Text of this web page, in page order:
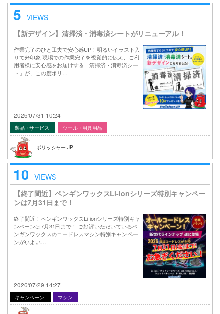
5 VIEWS
【新デザイン】清掃済・消毒済シートがリニューアル！
作業完了のひと工夫で安心感UP！明るいイラスト入
りで好印象 現場での作業完了を視覚的に伝え、ご利
用者様に安心感をお届けする「清掃済・消毒済シー
ト」が、この度ポリ…
2026/07/31 10:24
製品・サービス ツール・用具用品
ポリッシャー.JP
10 VIEWS
【終了間近】ペンギンワックスLi-ionシリーズ特別キャンペー
ンは7月31日まで！
終了間近！ペンギンワックスLi-ionシリーズ特別キャ
ンペーンは7月31日まで！ ご好評いただいているペ
ンギンワックスのコードレスマシン特別キャンペー
ンがいよい…
2026/07/29 14:27
キャンペーン マシン